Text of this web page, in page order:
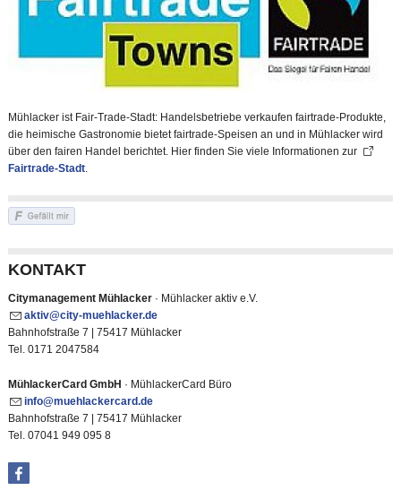
Mühlacker ist Fair-Trade-Stadt: Handelsbetriebe verkaufen fairtrade-Produkte,
die heimische Gastronomie bietet fairtrade-Speisen an und in Mühlacker wird
über den fairen Handel berichtet. Hier finden Sie viele Informationen zur
Fairtrade-Stadt.
KONTAKT
Citymanagement Mühlacker· Mühlacker aktiv e.V.
kt v c ty-m hl ck r d
Bahnhofstraße 7 | 75417 Mühlacker
Tel. 0171 2047584
MühlackerCard GmbH · MühlackerCard Büro
nf
m hl ck rc rd d
Bahnhofstraße 7 | 75417 Mühlacker
Tel. 07041 949 095 8